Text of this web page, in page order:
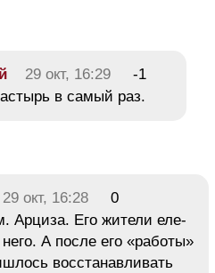
29 окт, 16:29
-1
в самый раз.
29 окт, 16:28
0
Арциза. Его жители еле-
А после его «работы»
восстанавливать